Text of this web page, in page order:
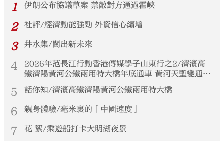
1
伊朗公布協議草案 禁敵對方通過霍峽
2 社評/經濟動能強勁 外資信心續增
3 井水集/闖出新未來
4
2026年范長江行動香港傳媒學子山東行之2/濟濱高
鐵濟陽黃河公鐵兩用特大橋年底通車 黃河天塹變通途
港生見證大國基建實力
5 話你知/濟濱高鐵濟陽黃河公鐵兩用特大橋
6 親身體驗/毫米裏的「中國速度」
7 花 絮/乘遊船打卡大明湖夜景